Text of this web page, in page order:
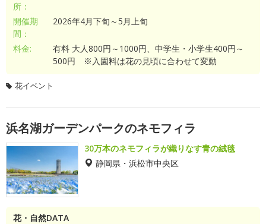
所：
開催期
間：
2026年4月下旬～5月上旬
料金:
有料 大人800円～1000円、中学生・小学生400円～
500円 ※入園料は花の見頃に合わせて変動
花イベント
浜名湖ガーデンパークのネモフィラ
30万本のネモフィラが織りなす青の絨毯
静岡県・浜松市中央区
花・自然DATA